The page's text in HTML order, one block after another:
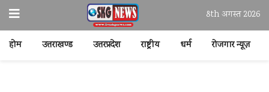
8th अगस्त 2026
होम उत्तराखण्ड उत्तरप्रदेश राष्ट्रीय धर्म रोजगार न्यूज़